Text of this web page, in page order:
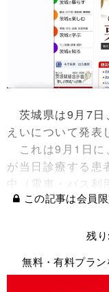
茨城県は9月7日
えいについて発表
これは9月1日に
が当日診療する患
中（電車・バス利
この記事は会員
残
無料・有料プラン